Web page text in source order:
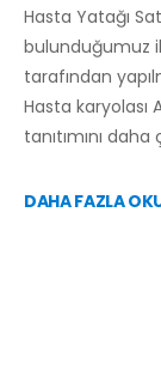
Hasta Yatağı
bulunduğumuz
tarafından
Hasta karyolası
tanıtımını daha
DAHA FAZLA